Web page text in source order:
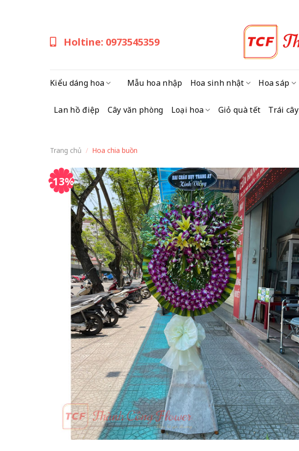
Holtine: 0973545359
Kiểu dáng hoa Mẫu hoa nhập Hoa sinh nhật Hoa sáp
Lan hồ điệp Cây văn phòng Loại hoa Giỏ quà tết Trái cây
Trang chủ / Hoa chia buồn
-13%